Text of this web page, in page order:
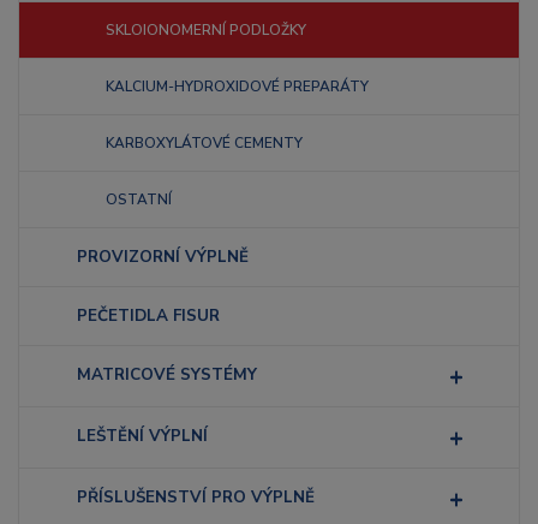
SKLOIONOMERNÍ PODLOŽKY
KALCIUM-HYDROXIDOVÉ PREPARÁTY
KARBOXYLÁTOVÉ CEMENTY
OSTATNÍ
PROVIZORNÍ VÝPLNĚ
PEČETIDLA FISUR
MATRICOVÉ SYSTÉMY
LEŠTĚNÍ VÝPLNÍ
PŘÍSLUŠENSTVÍ PRO VÝPLNĚ